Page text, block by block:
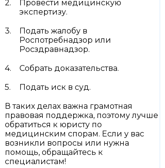
Провести медицинскую
экспертизу.
Подать жалобу в
Роспотребнадзор или
Росздравнадзор.
Собрать доказательства.
Подать иск в суд.
В таких делах важна грамотная
правовая поддержка, поэтому лучше
обратиться к юристу по
медицинским спорам. Если у вас
возникли вопросы или нужна
помощь, обращайтесь к
специалистам!